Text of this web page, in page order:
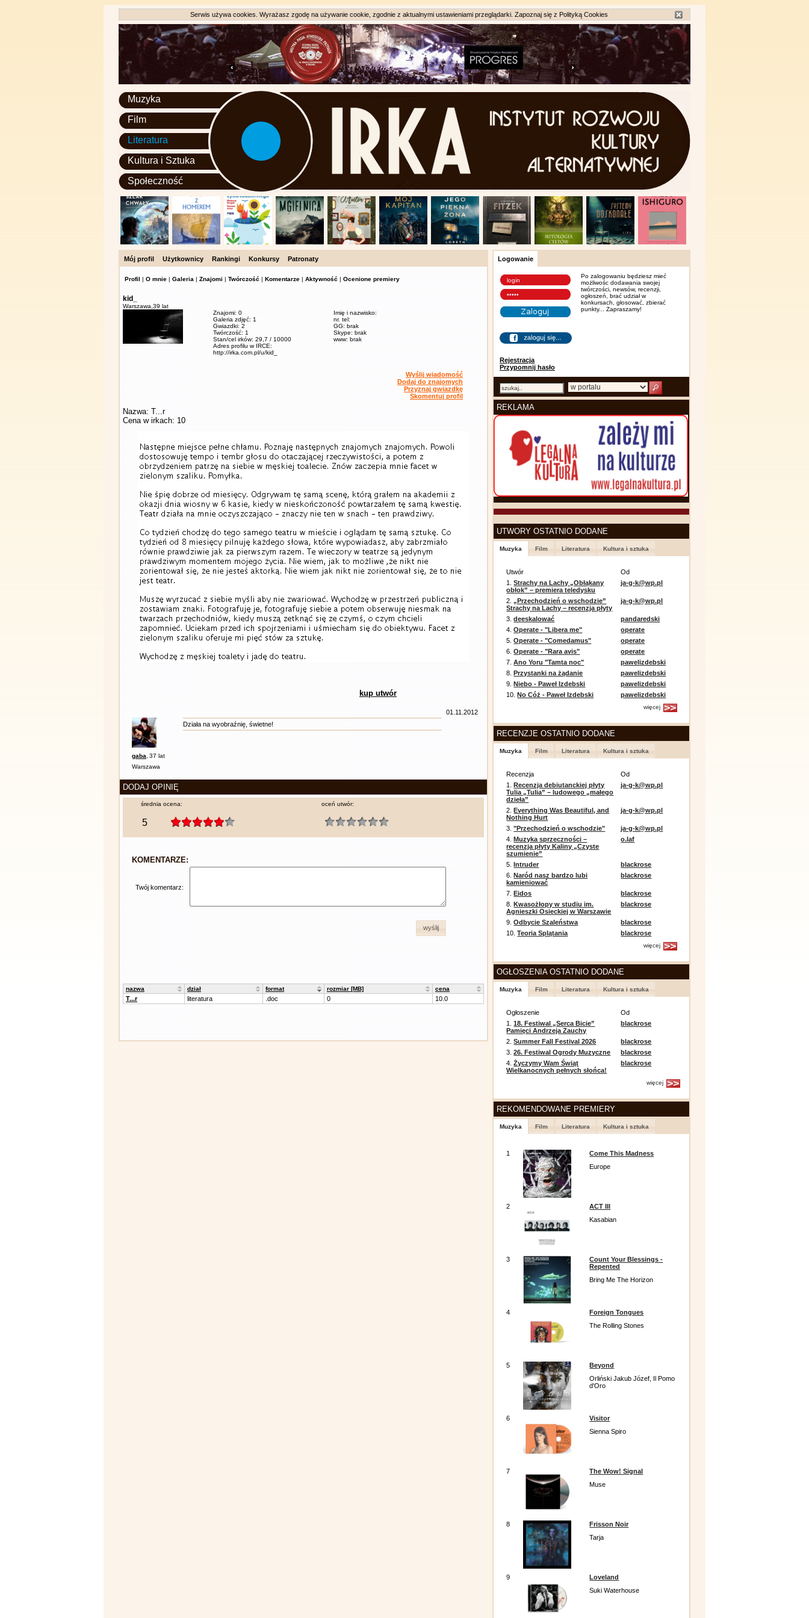
Serwis używa cookies. Wyrażasz zgodę na używanie cookie, zgodnie z aktualnymi ustawieniami przeglądarki. Zapoznaj się z Polityką Cookies
Muzyka
Film
Literatura
Kultura i Sztuka
Społeczność
Mój profil Użytkownicy Rankingi Konkursy Patronaty
Profil | O mnie | Galeria | Znajomi | Twórczość | Komentarze | Aktywność | Ocenione premiery
kid_
Warszawa, 39 lat
Znajomi: 0
Galeria zdjęć: 1
Gwiazdki: 2
Twórczość: 1
Stan/cel irków: 29,7 / 10000
Adres profilu w IRCE:
http://irka.com.pl/u/kid_
Imię i nazwisko:
nr. tel:
GG: brak
Skype: brak
www: brak
Wyślij wiadomość
Dodaj do znajomych
Przyznaj gwiazdkę
Skomentuj profil
Nazwa: T...r
Cena w irkach: 10
kup utwór
01.11.2012
gaba 37 lat
Warszawa
Działa na wyobraźnię, świetne!
DODAJ OPINIĘ
średnia ocena:
5
oceń utwór:
KOMENTARZE:
Twój komentarz:
wyślij
nazwa dział format rozmiar [MB] cena
T...r literatura .doc 0 10.0
Logowanie
Rejestracja
Przypomnij hasło
Po zalogowaniu będziesz mieć
możliwośc dodawania swojej
twórczości, newsów, recenzji,
ogłoszeń, brać udział w
konkursach, głosować, zbierać
punkty... Zapraszamy!
REKLAMA
UTWORY OSTATNIO DODANE
Muzyka Film Literatura Kultura i sztuka
Utwór
Od
1.Strachy na Lachy „Obłąkany
obłok” – premiera teledysku
ja-g-k@wp.pl
2.„Przechodzień o wschodzie”
Strachy na Lachy – recenzja płyty
ja-g-k@wp.pl
3.deeskalować
pandaredski
4.Operate - "Libera me"
operate
5.Operate - "Comedamus"
operate
6.Operate - "Rara avis"
operate
7.Ano Yoru "Tamta noc"
pawelizdebski
8.Przystanki na żądanie
pawelizdebski
9.Niebo - Paweł Izdebski
pawelizdebski
10.No Cóż - Paweł Izdebski pawelizdebski
więcej
RECENZJE OSTATNIO DODANE
Muzyka Film Literatura Kultura i sztuka
Recenzja
Od
1.Recenzja debiutanckiej płyty
Tulia „Tulia” – ludowego „małego
dzieła”
ja-g-k@wp.pl
2.Everything Was Beautiful, and
Nothing Hurt
ja-g-k@wp.pl
3."Przechodzień o wschodzie"
ja-g-k@wp.pl
4.Muzyka sprzeczności –
recenzja płyty Kaliny „Czyste
szumienie”
o.laf
5.Intruder
blackrose
6.Naród nasz bardzo lubi
kamieniować
blackrose
7.Eidos
blackrose
8.Kwasożłopy w studiu im.
Agnieszki Osieckiej w Warszawie
blackrose
9.Odbycie Szaleństwa
blackrose
10.Teoria Splątania blackrose
więcej
OGŁOSZENIA OSTATNIO DODANE
Muzyka Film Literatura Kultura i sztuka
Ogłoszenie
Od
1.18. Festiwal „Serca Bicie”
Pamięci Andrzeja Zauchy
blackrose
2.Summer Fall Festival 2026
blackrose
3.26. Festiwal Ogrody Muzyczne
blackrose
4.Życzymy Wam Świąt
Wielkanocnych pełnych słońca!
blackrose
więcej
REKOMENDOWANE PREMIERY
Muzyka Film Literatura Kultura i sztuka
1
Come This Madness
Europe
2
ACT III
Kasabian
3
Count Your Blessings -
Repented
Bring Me The Horizon
4
Foreign Tongues
The Rolling Stones
5
Beyond
Orliński Jakub Józef, Il Pomo
d'Oro
6
Visitor
Sienna Spiro
7
The Wow! Signal
Muse
8
Frisson Noir
Tarja
9
Loveland
Suki Waterhouse